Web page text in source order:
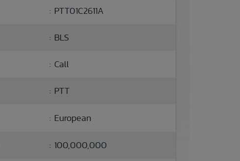
: PTT01C2611A
: BLS
: Call
: PTT
: European
: 100,000,000